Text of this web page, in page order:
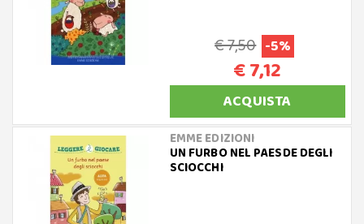
€ 7,50 -5%
€ 7,12
ACQUISTA
EMME EDIZIONI
UN FURBO NEL PAESDE DEGLI
SCIOCCHI